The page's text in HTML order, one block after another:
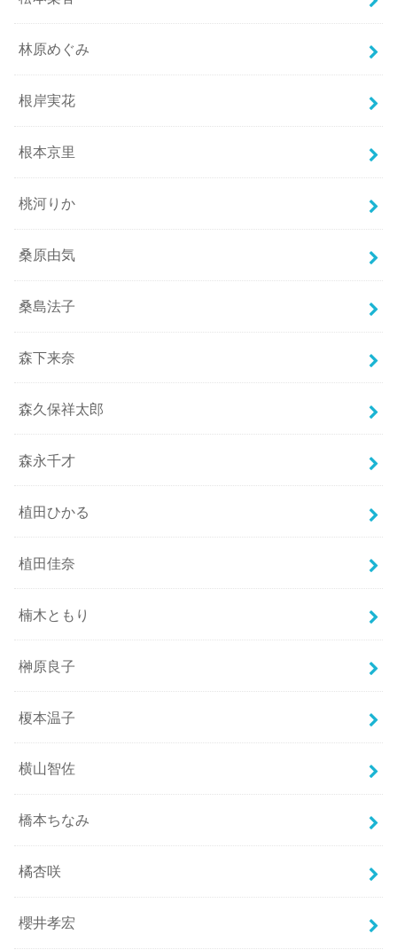
林原めぐみ
根岸実花
根本京里
桃河りか
桑原由気
桑島法子
森下来奈
森久保祥太郎
森永千才
植田ひかる
植田佳奈
楠木ともり
榊原良子
榎本温子
横山智佐
橋本ちなみ
橘杏咲
櫻井孝宏